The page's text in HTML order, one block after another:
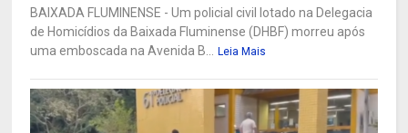
BAIXADA FLUMINENSE - Um policial civil lotado na Delegacia
de Homicídios da Baixada Fluminense (DHBF) morreu após
uma emboscada na Avenida B...
Leia Mais